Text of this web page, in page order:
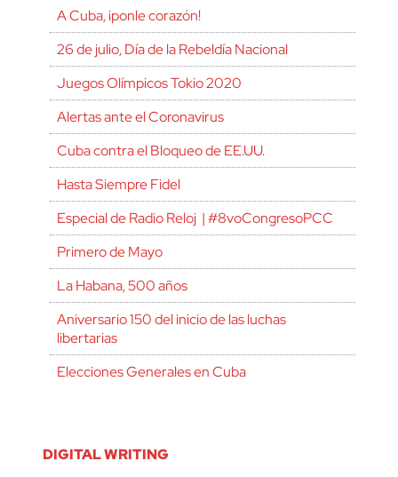
A Cuba, ¡ponle corazón!
26 de julio, Día de la Rebeldía Nacional
Juegos Olímpicos Tokio 2020
Alertas ante el Coronavirus
Cuba contra el Bloqueo de EE.UU.
Hasta Siempre Fidel
Especial de Radio Reloj | #8voCongresoPCC
Primero de Mayo
La Habana, 500 años
Aniversario 150 del inicio de las luchas
libertarias
Elecciones Generales en Cuba
DIGITAL WRITING